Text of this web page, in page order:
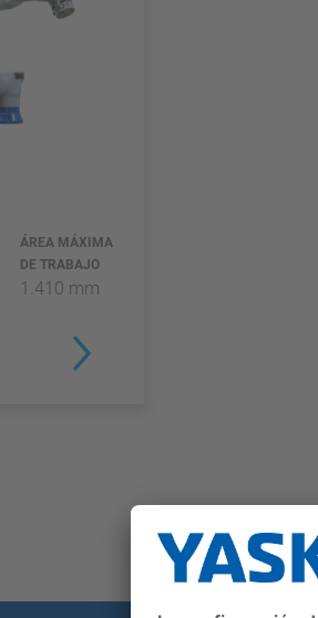
ÁREA MÁXIMA
DE TRABAJO
1.410 mm